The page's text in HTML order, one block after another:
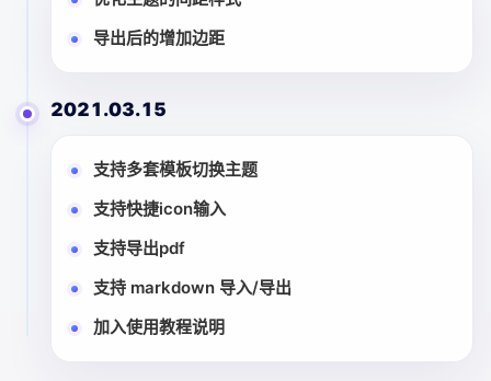
导出后的增加边距
2021.03.15
支持多套模板切换主题
支持快捷icon输入
支持导出pdf
支持 markdown 导入/导出
加入使用教程说明